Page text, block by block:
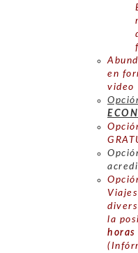
en
video
la